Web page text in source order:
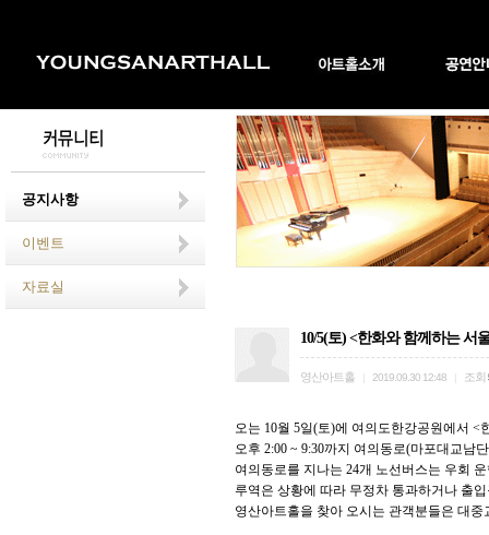
공지사항
이벤트
자료실
10/5(토) <한화와 함께하는 서
영산아트홀 2019.09.30 12:48 조회
오는 10월 5일(토)에 여의도한강공원에서
오후 2:00 ~ 9:30까지 여의동로(마포대교남
여의동로를 지나는 24개 노선버스는 우회
루역은 상황에 따라 무정차 통과하거나 출
영산아트홀을 찾아 오시는 관객분들은 대